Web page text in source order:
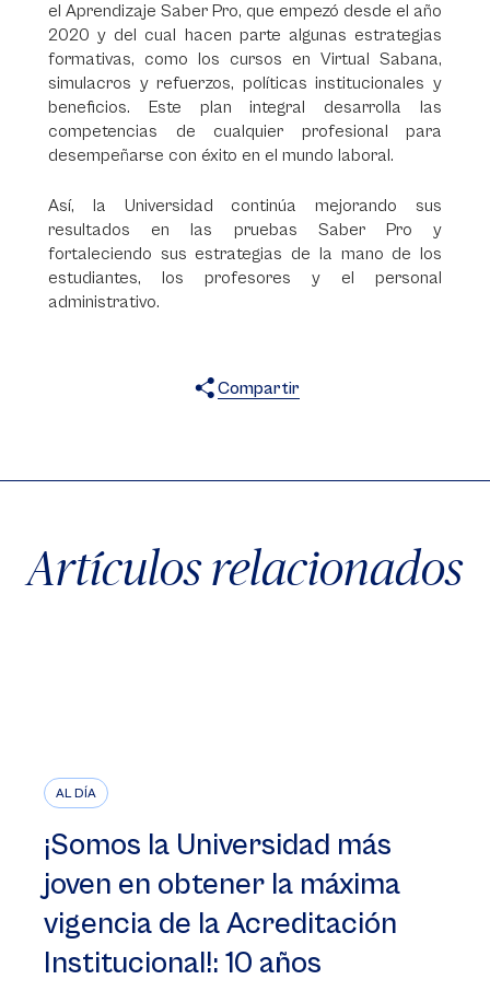
el Aprendizaje Saber Pro, que empezó desde el año
2020 y del cual hacen parte algunas estrategias
formativas, como los cursos en Virtual Sabana,
simulacros y refuerzos, políticas institucionales y
beneficios. Este plan integral desarrolla las
competencias de cualquier profesional para
desempeñarse con éxito en el mundo laboral.
Así, la Universidad continúa mejorando sus
resultados en las pruebas Saber Pro y
fortaleciendo sus estrategias de la mano de los
estudiantes, los profesores y el personal
administrativo.
Compartir
Artículos relacionados
AL DÍA
¡Somos la Universidad más
joven en obtener la máxima
vigencia de la Acreditación
Institucional!: 10 años